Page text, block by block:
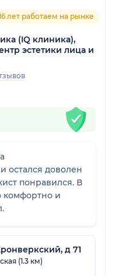
лет работаем на рынке
(IQ клиника),
эстетики лица и
остался доволен
понравился. В
комфортно и
д 71
(1.3 км)